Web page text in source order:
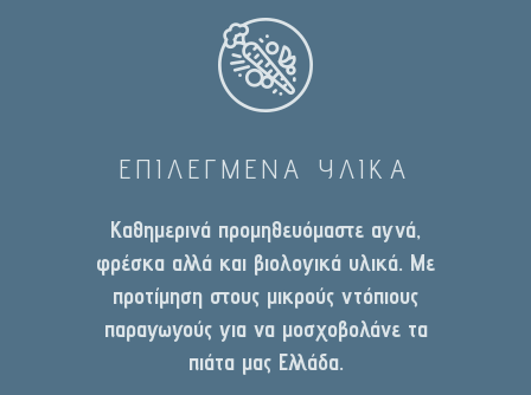
ΕΠΙΛΕΓΜΕΝΑ ΥΛΙΚΑ
Καθημερινά προμηθευόμαστε αγνά,
φρέσκα αλλά και βιολογικά υλικά. Με
προτίμηση στους μικρούς ντόπιους
παραγωγούς για να μοσχοβολάνε τα
πιάτα μας Ελλάδα.